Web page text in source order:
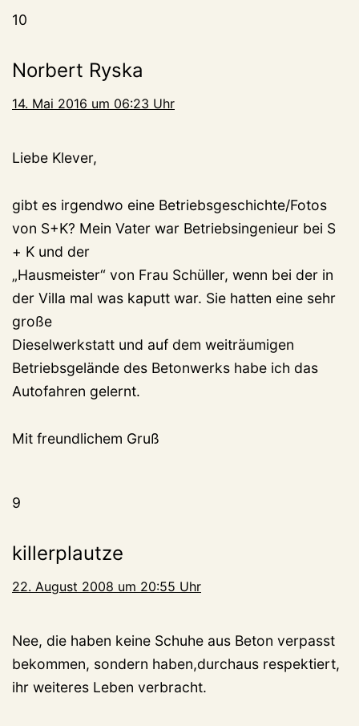
10
Norbert Ryska
14. Mai 2016 um 06:23 Uhr
Liebe Klever,
gibt es irgendwo eine Betriebsgeschichte/Fotos
von S+K? Mein Vater war Betriebsingenieur bei S
+ K und der
„Hausmeister“ von Frau Schüller, wenn bei der in
der Villa mal was kaputt war. Sie hatten eine sehr
große
Dieselwerkstatt und auf dem weiträumigen
Betriebsgelände des Betonwerks habe ich das
Autofahren gelernt.
Mit freundlichem Gruß
9
killerplautze
22. August 2008 um 20:55 Uhr
Nee, die haben keine Schuhe aus Beton verpasst
bekommen, sondern haben,durchaus respektiert,
ihr weiteres Leben verbracht.